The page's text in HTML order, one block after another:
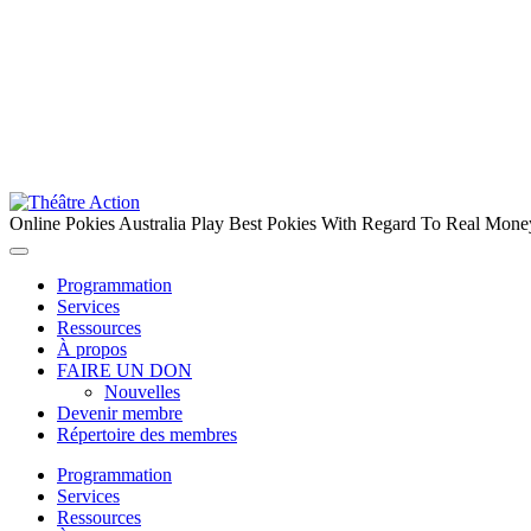
Online Pokies Australia Play Best Pokies With Regard To Real
Programmation
Services
Ressources
À propos
FAIRE UN DON
Nouvelles
Devenir membre
Répertoire des membres
Programmation
Services
Ressources